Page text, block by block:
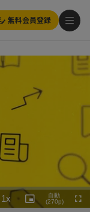
無料会員登録
1x
Playback
Rate
Picture-
in-
自動
(270p)